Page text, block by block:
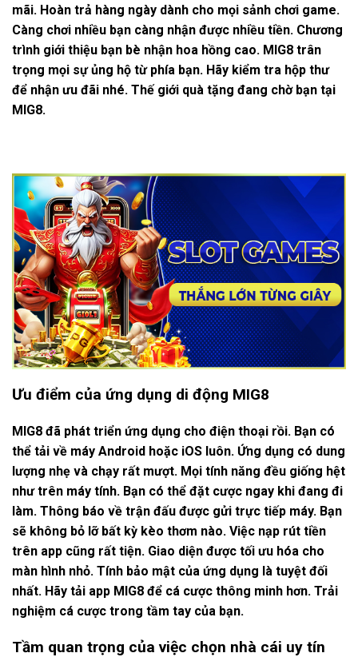
mãi. Hoàn trả hàng ngày dành cho mọi sảnh chơi game.
Càng chơi nhiều bạn càng nhận được nhiều tiền. Chương
trình giới thiệu bạn bè nhận hoa hồng cao. MIG8 trân
trọng mọi sự ủng hộ từ phía bạn. Hãy kiểm tra hộp thư
để nhận ưu đãi nhé. Thế giới quà tặng đang chờ bạn tại
MIG8.
Ưu điểm của ứng dụng di động MIG8
MIG8 đã phát triển ứng dụng cho điện thoại rồi. Bạn có
thể tải về máy Android hoặc iOS luôn. Ứng dụng có dung
lượng nhẹ và chạy rất mượt. Mọi tính năng đều giống hệt
như trên máy tính. Bạn có thể đặt cược ngay khi đang đi
làm. Thông báo về trận đấu được gửi trực tiếp máy. Bạn
sẽ không bỏ lỡ bất kỳ kèo thơm nào. Việc nạp rút tiền
trên app cũng rất tiện. Giao diện được tối ưu hóa cho
màn hình nhỏ. Tính bảo mật của ứng dụng là tuyệt đối
nhất. Hãy tải app MIG8 để cá cược thông minh hơn. Trải
nghiệm cá cược trong tầm tay của bạn.
Tầm quan trọng của việc chọn nhà cái uy tín